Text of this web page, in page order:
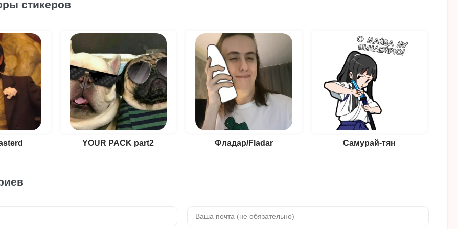
стикеров
YOUR PACK part2 Фладар/Fladar Самурай-тян